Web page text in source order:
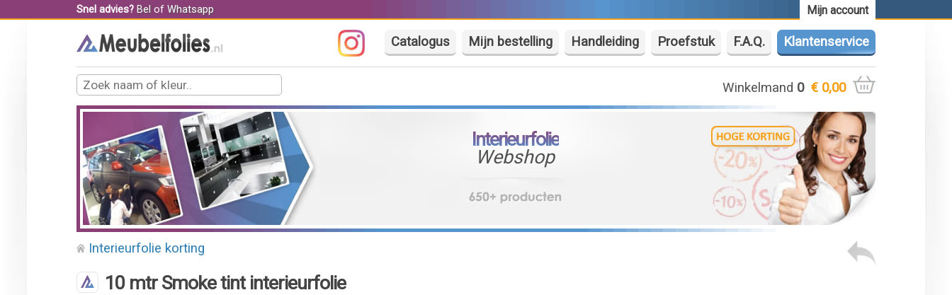
Mijn account
Snel advies? Belof Whatsapp
Catalogus Mijn bestelling Handleiding Proefstuk F.A.Q. Klantenservice
Winkelmand 0 € 0,00
Interieurfolie
Webshop
Interieurfolie korting
10 mtr Smoke tint interieurfolie